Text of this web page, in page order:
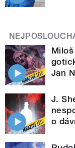
Jan
J.
o